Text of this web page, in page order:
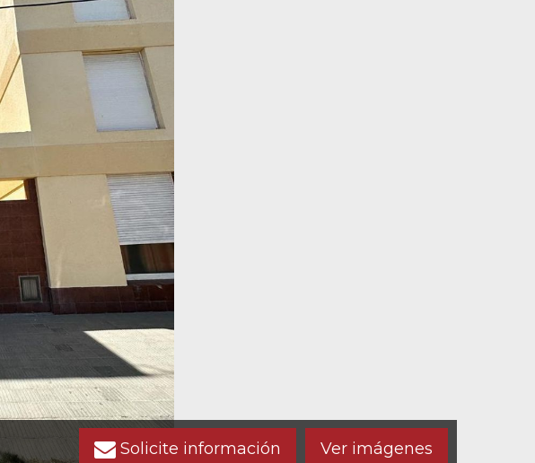
Ver imágenes
Solicite información